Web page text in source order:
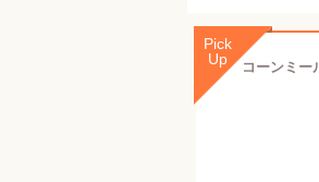
Pick
Up